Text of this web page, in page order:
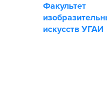
Факультет
искусств УГАИ